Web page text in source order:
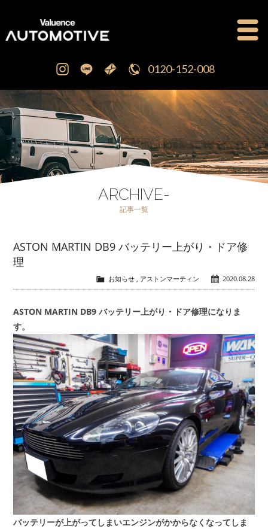
0120-152-008
公式ブログ OFFICIAL BLOG
新車・中古車販売 CAR SALES
注文販売 ORDER SALES
点検修理・車検 MAINTENANCE
会社概要 COMPANY
お問い合わせ
ARCHIVE-
記事一覧
ASTON MARTIN DB9 バッテリー上がり・ドア修
理
2020.08.28
お知らせ, アストンマーティン
ASTON MARTIN DB9 バッテリー上がり・ドア修理になりま
す。
バッテリーが上がってしまいエンジンがかからなくなってしま